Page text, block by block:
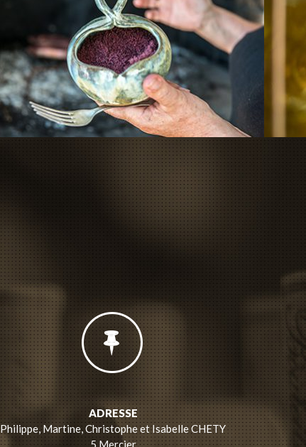
ADRESSE
Philippe, Martine, Christophe et Isabelle CHETY
5 Mercier